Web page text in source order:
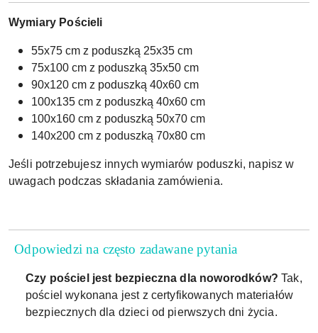
Wymiary Pościeli
55x75 cm z poduszką 25x35 cm
75x100 cm z poduszką 35x50 cm
90x120 cm z poduszką 40x60 cm
100x135 cm z poduszką 40x60 cm
100x160 cm z poduszką 50x70 cm
140x200 cm z poduszką 70x80 cm
Jeśli potrzebujesz innych wymiarów poduszki, napisz w
uwagach podczas składania zamówienia.
Odpowiedzi na często zadawane pytania
Czy pościel jest bezpieczna dla noworodków?Tak,
pościel wykonana jest z certyfikowanych materiałów
bezpiecznych dla dzieci od pierwszych dni życia.